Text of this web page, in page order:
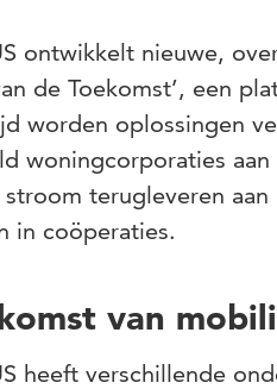
ontwikkelt nieuwe,
de Toekomst’, een
worden oplossingen
woningcorporaties
terugleveren
in coöperaties.
van
heeft verschillende